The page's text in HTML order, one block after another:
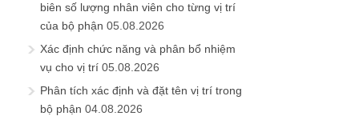
biên số lượng nhân viên cho từng vị trí
của bộ phận 05.08.2026
Xác định chức năng và phân bổ nhiệm
vụ cho vị trí 05.08.2026
Phân tích xác định và đặt tên vị trí trong
bộ phận 04.08.2026